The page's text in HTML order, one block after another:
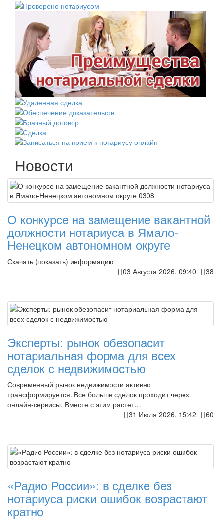
Новости
О конкурсе на замещение вакантной
должности нотариуса в Ямало-
Ненецком автономном округе
Скачать (показать) информацию
03 Августа 2026, 09:40
38
Эксперты: рынок обезопасит
нотариальная форма для всех
сделок с недвижимостью
Современный рынок недвижимости активно
трансформируется. Все больше сделок проходит через
онлайн-сервисы. Вместе с этим растет…
31 Июля 2026, 15:42
60
«Радио России»: в сделке без
нотариуса риски ошибок возрастают
кратно